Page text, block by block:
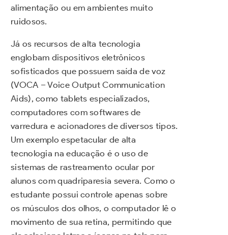
alimentação ou em ambientes muito
ruidosos.
Já os recursos de alta tecnologia
englobam dispositivos eletrônicos
sofisticados que possuem saída de voz
(VOCA – Voice Output Communication
Aids), como tablets especializados,
computadores com softwares de
varredura e acionadores de diversos tipos.
Um exemplo espetacular de alta
tecnologia na educação é o uso de
sistemas de rastreamento ocular por
alunos com quadriparesia severa. Como o
estudante possui controle apenas sobre
os músculos dos olhos, o computador lê o
movimento de sua retina, permitindo que